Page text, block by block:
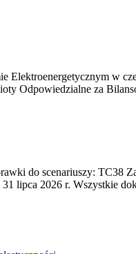
Elektroenergetycznym w
Odpowiedzialne za
do scenariuszy:
lipca 2026 r. Wszystkie